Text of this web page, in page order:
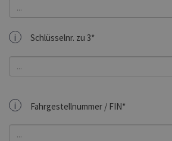
i Schlüsselnr. zu 3*
i Fahrgestellnummer / FIN*